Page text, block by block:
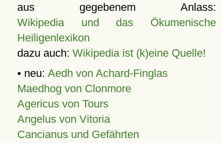
aus gegebenem Anlass:
Wikipedia und das Ökumenische
Heiligenlexikon
dazu auch: Wikipedia ist (k)eine Quelle!
• neu: Aedh von Achard-Finglas
Maedhog von Clonmore
Agericus von Tours
Angelus von Vitoria
Cancianus und Gefährten